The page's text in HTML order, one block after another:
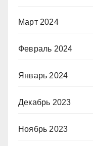
Март 2024
Февраль 2024
Январь 2024
Декабрь 2023
Ноябрь 2023